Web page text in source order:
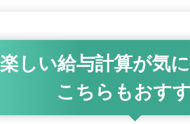
楽しい給与計算が気
こちらもおす